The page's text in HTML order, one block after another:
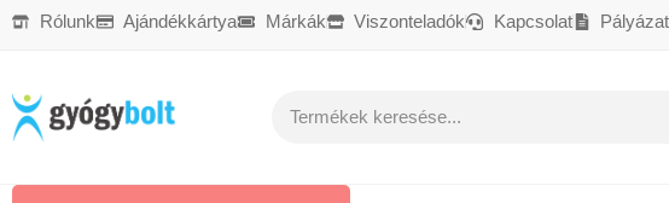
Rólunk Ajándékkártya Márkák Viszonteladók Kapcsolat